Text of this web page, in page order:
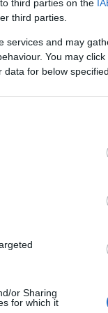
third parties on the
third parties.
services and may
You may
for below
or Sharing
for which it
ωστόσο
όπως
ότι
της
Ο